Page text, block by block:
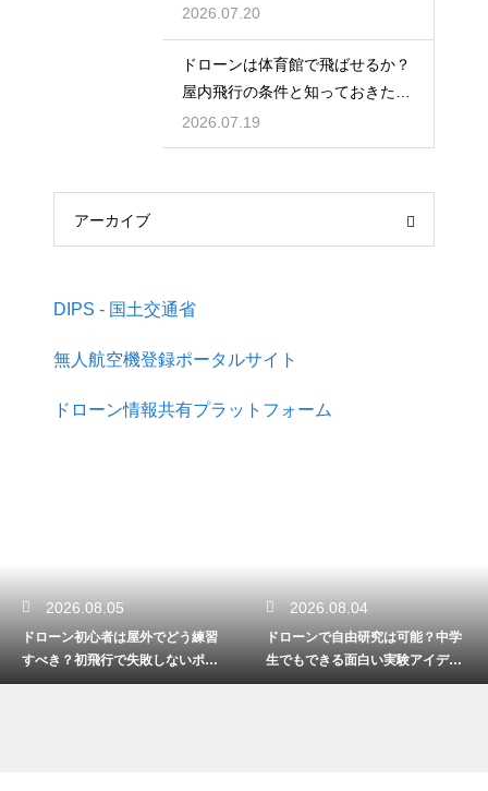
解説
2026.07.20
ドローンは体育館で飛ばせるか？
屋内飛行の条件と知っておきたい
注意点
2026.07.19
アーカイブ
DIPS - 国土交通省
無人航空機登録ポータルサイト
ドローン情報共有プラットフォーム
2026.08.05
ドローン初心者は屋外でどう練習
すべき？初飛行で失敗しないポイ
ント
2026.08.04
ドローンで自由研究は可能？中学
生でもできる面白い実験アイデア
を紹介